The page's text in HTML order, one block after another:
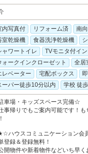
内写真付 リフォーム済
南
室乾燥機
食器洗浄乾燥機
ャワートイレ
TVモニタ付イ
ォークインクローゼット
全居
レベーター
宅配ボックス
ーパー徒歩10分以内
学校 徒
車場・キッズスペース完備☆
事帰りでもご案内可能です！
ハウスコミュニケーション
登録＆登録無料！
開物件や新着物件などいち早く